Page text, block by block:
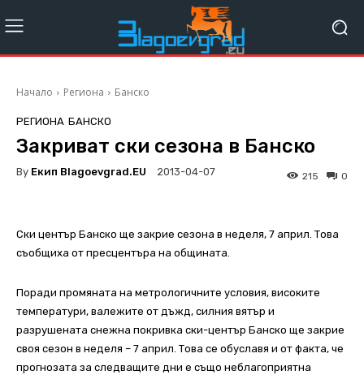
Начало Региона Банско
РЕГИОНА БАНСКО
Закриват ски сезона в Банско
By Екип Blagoevgrad.EU 2013-04-07 0
215
Ски център Банско ще закрие сезона в неделя, 7 април. Това
съобщиха от пресцентъра на общината.
Поради промяната на метрологичните условия, високите
температури, валежите от дъжд, силния вятър и
разрушената снежна покривка ски-център Банско ще закрие
своя сезон в неделя – 7 април. Това се обуславя и от факта, че
прогнозата за следващите дни е също неблагоприятна